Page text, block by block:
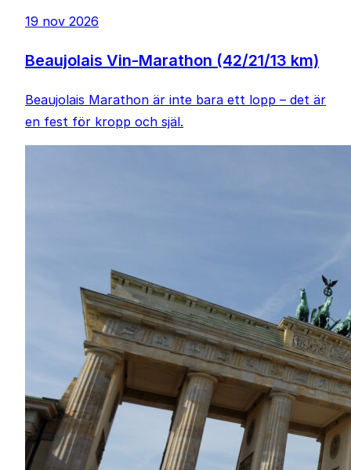
19 nov 2026
Beaujolais Vin-Marathon (42/21/13 km)
Beaujolais Marathon är inte bara ett lopp – det är
en fest för kropp och själ.